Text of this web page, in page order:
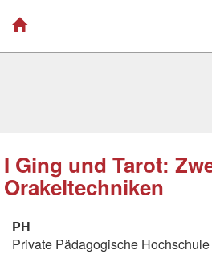
I Ging und Tarot:
Orakeltechniken
PH
Private Pädagogische